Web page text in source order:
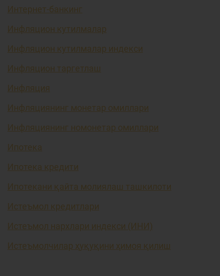
Интернет-банкинг
Инфляцион кутилмалар
Инфляцион кутилмалар индекси
Инфляцион таргетлаш
Инфляция
Инфляциянинг монетар омиллари
Инфляциянинг номонетар омиллари
Ипотека
Ипотека кредити
Ипотекани қайта молиялаш ташкилоти
Истеъмол кредитлари
Истеъмол нархлари индекси (ИНИ)
Истеъмолчилар ҳуқуқини ҳимоя қилиш